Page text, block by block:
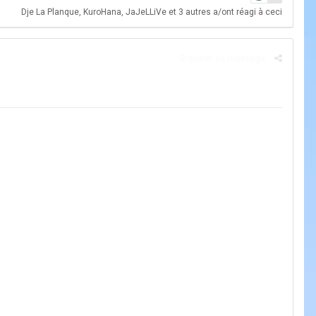
Dje La Planque KuroHana JaJeLLiVe et 3 autres a/ont réagi à ceci